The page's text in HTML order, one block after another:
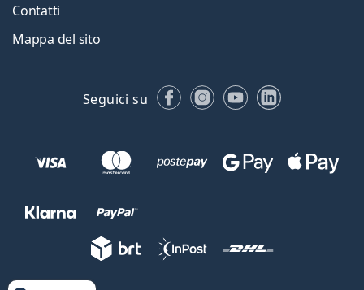
Contatti
Mappa del sito
Seguici su FacebookInstagram
YouTubeLinkedIn